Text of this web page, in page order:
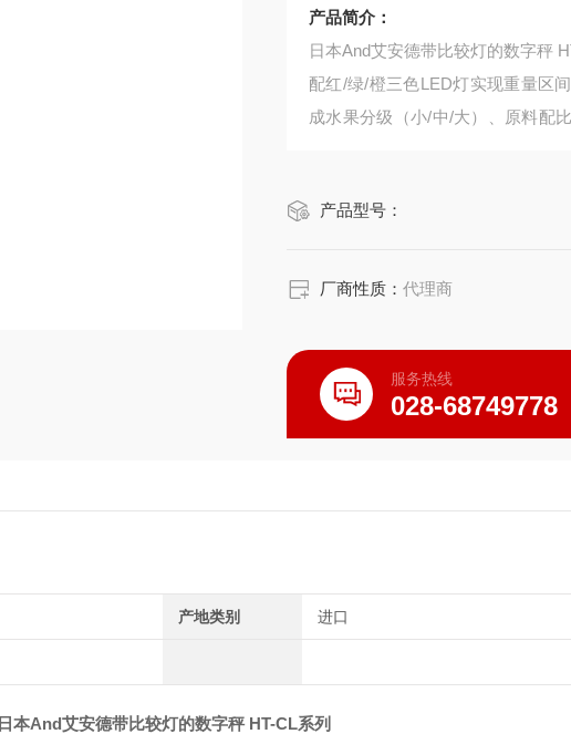
产品简介：
日本And艾安德带比较灯的数字秤
配红/绿/橙三色LED灯实现重量区
成水果分级（小/中/大）、原料配
产品型号：
厂商性质：代理商
服务热线
028-68749778
产地类别 进口
日本And艾安德带比较灯的数字秤 HT-CL系列